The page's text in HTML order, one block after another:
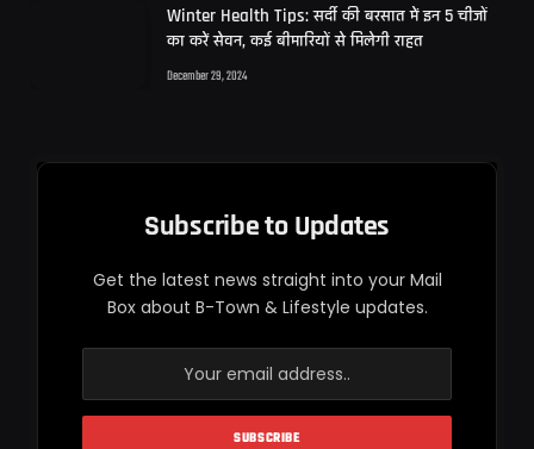
Winter Health Tips: सर्दी की बरसात में इन 5 चीजों
का करें सेवन, कई बीमारियों से मिलेगी राहत
December 29, 2024
Subscribe to Updates
Get the latest news straight into your Mail
Box about B-Town & Lifestyle updates.